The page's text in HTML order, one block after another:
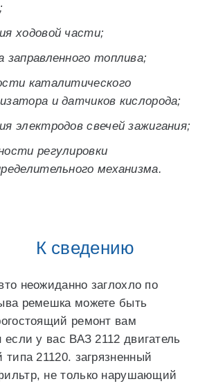
ходовой части;
заправленного топлива;
каталитического
и датчиков кислорода;
электродов свечей зажигания;
регулировки
механизма.
К сведению
неожиданно заглохло по
ремешка можете быть
ремонт вам
если у вас ВАЗ 2112 двигатель
типа 21120. загрязненный
не только нарушающий